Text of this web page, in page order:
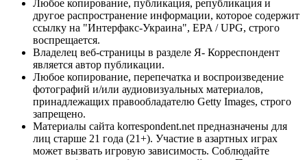
Любое копирование, публикация, републикация и
другое распространение информации, которое содержит
ссылку на "Интерфакс-Украина", EPA / UPG, строго
воспрещается.
Владелец веб-страницы в разделе Я- Корреспондент
является автор публикации.
Любое копирование, перепечатка и воспроизведение
фотографий и/или аудиовизуальных материалов,
принадлежащих правообладателю Getty Images, строго
запрещено.
Материалы сайта korrespondent.net предназначены для
лиц старше 21 года (21+). Участие в азартных играх
может вызвать игровую зависимость. Соблюдайте